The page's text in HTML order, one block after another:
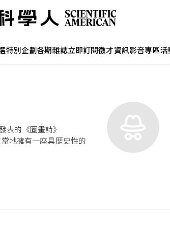
特別企劃各期雜誌立即訂閱徵才資訊影音專區活
表的《圖畫詩》
地擁有一座具歷史性的